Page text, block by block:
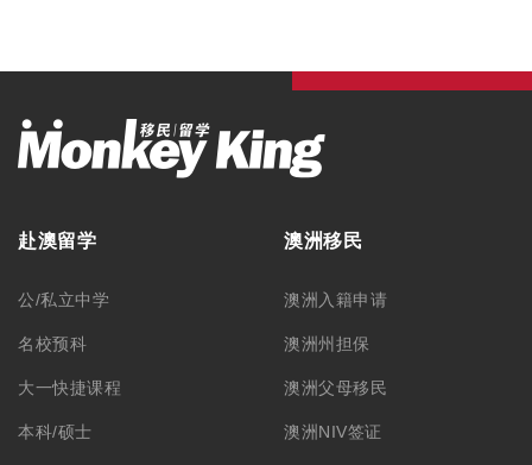
赴澳留学
公/私立中学
名校预科
大一快捷课程
本科/硕士
澳洲移民
澳洲入籍申请
澳洲州担保
澳洲父母移民
澳洲NIV签证